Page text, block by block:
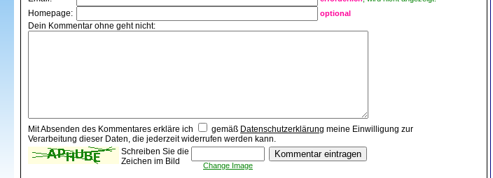
Homepage: optional
Dein Kommentar ohne geht nicht:
Mit Absenden des Kommentares erkläre ich gemäß Datenschutzerklärung meine Einwilligung zur
Verarbeitung dieser Daten, die jederzeit widerrufen werden kann.
Schreiben Sie die
Zeichen im Bild
Change Image